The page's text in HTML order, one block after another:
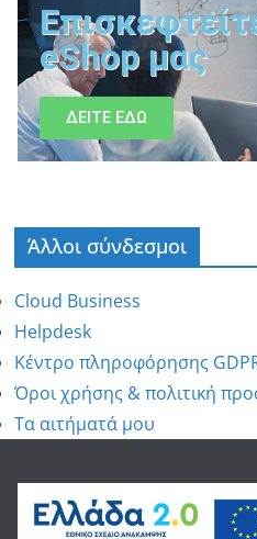
eShop μας
ΔΕΙΤΕ ΕΔΩ
Άλλοι σύνδεσμοι
Cloud Business
Helpdesk
Κέντρο πληροφόρησης
Όροι χρήσης & πολιτική
Τα αιτήματά μου